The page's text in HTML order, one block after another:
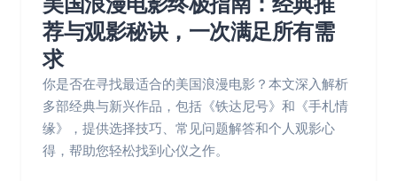
荐与观影秘诀，一次满足所有需
求
你是否在寻找最适合的美国浪漫电影？本文深入解析
多部经典与新兴作品，包括《铁达尼号》和《手札情
缘》，提供选择技巧、常见问题解答和个人观影心
得，帮助您轻松找到心仪之作。